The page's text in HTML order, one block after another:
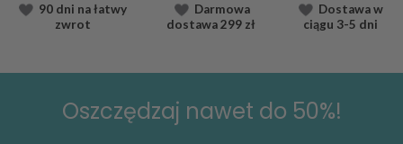
90 dni na łatwy
zwrot
Darmowa
dostawa299 zł
Dostawaw
ciągu 3-5 dni
Oszczędzaj nawet do 50%!